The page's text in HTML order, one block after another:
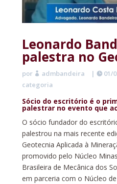
Leonardo
palestra no
por admbandeira | 01/
categoria
Sócio do escritório é o
palestrar no evento que
O sócio fundador do
palestrou na mais recente
Geotecnia Aplicada à
promovido pelo Núcleo
Brasileira de Mecânica dos
em parceria com o Núcleo